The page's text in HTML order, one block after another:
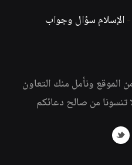
-الإسلام سؤال وجواب
الموقع ونأمل منك التعاون
تنسونا من صالح دعائكم